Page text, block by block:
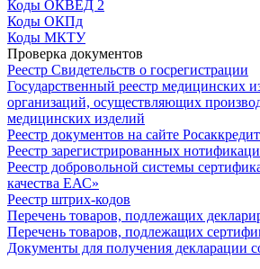
Коды ОКВЕД 2
Коды ОКПд
Коды МКТУ
Проверка документов
Реестр Свидетельств о госрегистрации
Государственный реестр медицинских
организаций, осуществляющих
медицинских изделий
Реестр документов на сайте
Реестр зарегистрированных
Реестр добровольной системы
качества ЕАС»
Реестр штрих-кодов
Перечень товаров, подлежащих
Перечень товаров, подлежащих
Документы для получения декларации